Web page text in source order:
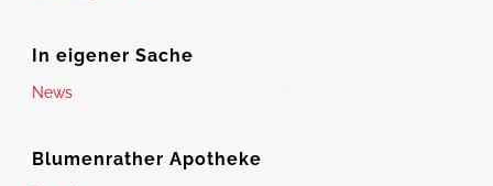
In eigener Sache
News
Blumenrather Apotheke